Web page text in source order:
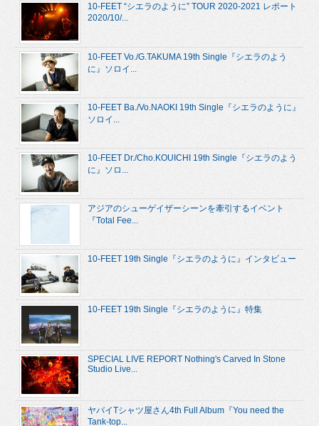
10-FEET “シエラのように” TOUR 2020-2021 レポート
2020/10/...
10-FEET Vo./G.TAKUMA 19th Single『シエラのよう
に』ソロイ...
10-FEET Ba./Vo.NAOKI 19th Single『シエラのように』
ソロイ...
10-FEET Dr./Cho.KOUICHI 19th Single『シエラのよう
に』ソロ...
アジアのシューゲイザーシーンを牽引するイベント
『Total Fee...
10-FEET 19th Single『シエラのように』インタビュー
10-FEET 19th Single『シエラのように』特集
SPECIAL LIVE REPORT Nothing's Carved In Stone
Studio Live...
ヤバイTシャツ屋さん4th Full Album『You need the
Tank-top...